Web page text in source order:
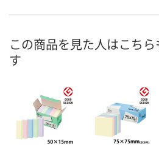
お申込番
在庫 1点 1点
数量 数量
この商品を見た人はこち
す